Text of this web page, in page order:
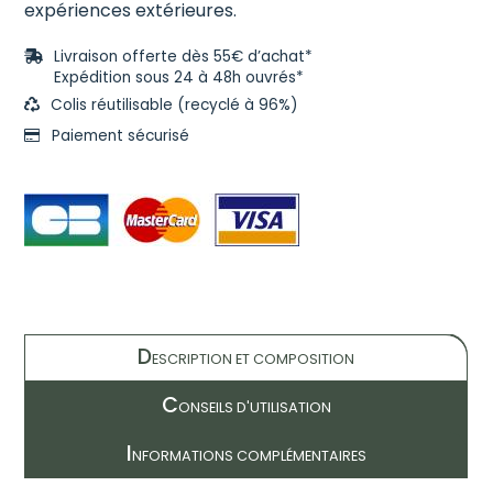
expériences extérieures.
Livraison offerte dès 55€ d’achat*
Expédition sous 24 à 48h ouvrés*
Colis réutilisable (recyclé à 96%)
Paiement sécurisé
DESCRIPTION ET COMPOSITION
CONSEILS D'UTILISATION
INFORMATIONS COMPLÉMENTAIRES